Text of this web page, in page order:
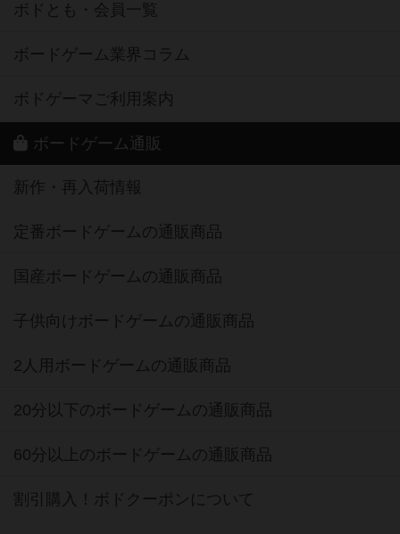
ボドとも・会員一覧
ボードゲーム業界コラム
ボドゲーマご利用案内
ボードゲーム通販
新作・再入荷情報
定番ボードゲームの通販商品
国産ボードゲームの通販商品
子供向けボードゲームの通販商品
2人用ボードゲームの通販商品
20分以下のボードゲームの通販商品
60分以上のボードゲームの通販商品
割引購入！ボドクーポンについて